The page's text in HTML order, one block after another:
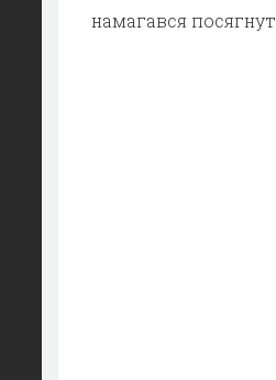
намагався